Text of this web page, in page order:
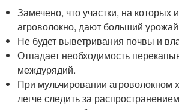
Замечено, что участки, на которых
агроволокно, дают больший
Не будет выветривания почвы и
Отпадает необходимость
междурядий.
При мульчировании агроволокном
легче следить за